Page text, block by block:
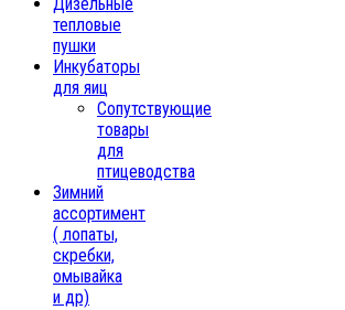
тепловые
пушки
Инкубаторы
для яиц
Сопутствующие
товары
для
птицеводства
Зимний
ассортимент
( лопаты,
скребки,
омывайка
и др)